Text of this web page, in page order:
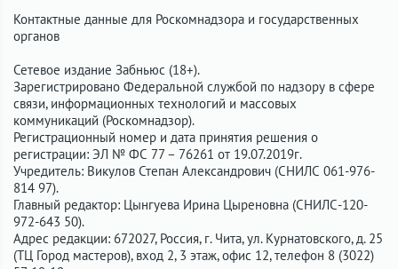
Контактные данные для Роскомнадзора и государственных
органов
Сетевое издание Забньюс (18+).
Зарегистрировано Федеральной службой по надзору в сфере
связи, информационных технологий и массовых
коммуникаций (Роскомнадзор).
Регистрационный номер и дата принятия решения о
регистрации: ЭЛ № ФС 77 – 76261 от 19.07.2019г.
Учредитель: Викулов Степан Александрович (СНИЛС 061-976-
814 97).
Главный редактор: Цынгуева Ирина Цыреновна (СНИЛС-120-
972-643 50).
Адрес редакции: 672027, Россия, г. Чита, ул. Курнатовского, д. 25
(ТЦ Город мастеров), вход 2, 3 этаж, офис 12, телефон 8 (3022)